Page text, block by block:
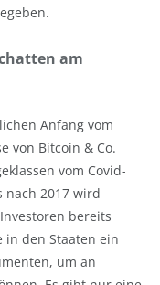
am
Anfang vom
von Bitcoin & Co.
vom Covid-
nach 2017 wird
bereits
den Staaten ein
um an